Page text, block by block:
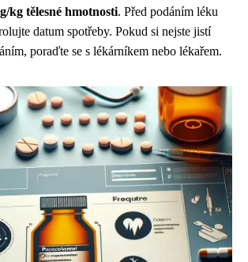
kg tělesné hmotnosti. Před podáním léku
datum spotřeby. Pokud si nejste jistí
poraďte se s lékárníkem nebo lékařem.